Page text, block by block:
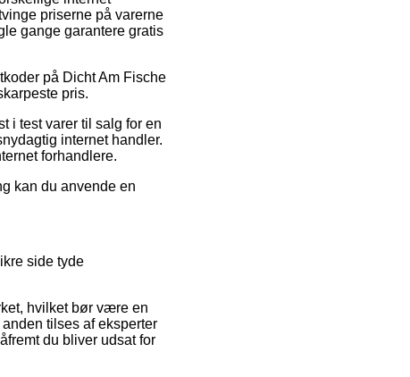
priserne på varerne
gange garantere gratis
på Dicht Am Fische
pris.
i test varer til salg for en
internet handler.
forhandlere.
kan du anvende en
side tyde
hvilket bør være en
tilses af eksperter
du bliver udsat for